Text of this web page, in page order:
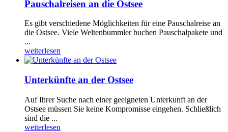
Pauschalreisen an die Ostsee
Es gibt verschiedene Möglichkeiten für eine Pauschalreise an
die Ostsee. Viele Weltenbummler buchen Pauschalpakete und
...
weiterlesen
Unterkünfte an der Ostsee
Auf Ihrer Suche nach einer geeigneten Unterkunft an der
Ostsee müssen Sie keine Kompromisse eingehen. Schließlich
sind die ...
weiterlesen